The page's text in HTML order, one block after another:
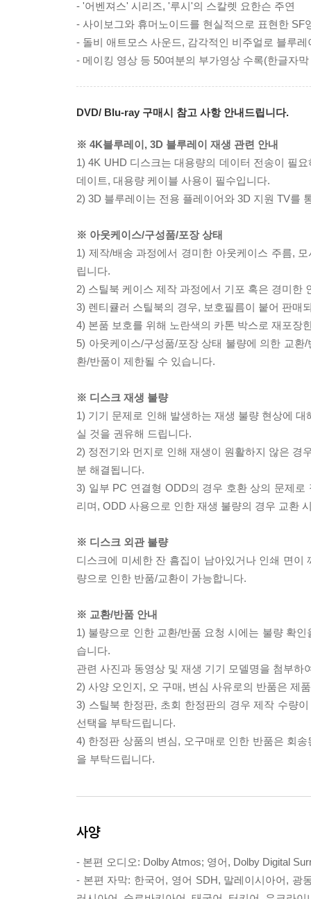
- '어벤져스' 시리즈, '루시'의 스칼렛 요한슨 주연
- 사이보그와 휴머노이드를 현실적으로 표현한
- 돌비 애트모스 사운드, 감각적인 비주얼로 블루
- 메이킹 영상 등 50여분의 부가영상 수록(한글자
DVD/ Blu-ray 구매시 참고 사항 안내드립니다.
※ 4K블루레이, 3D 블루레이 재생 관련 안내
1) 4K UHD 디스크는 대용량의 데이터 전송이 필
데이트, 대용량 케이블 사용이 필수입니다.
2) 3D 블루레이는 전용 플레이어와 3D 지원 TV를
※ 아웃케이스/구성품/포장 상태
1) 제작/배송 과정에서 경미한 아웃케이스 주름,
립니다.
2) 스틸북 케이스 제작 과정에서 기포 혹은 경미한
3) 렌티큘러 스틸북의 경우, 보호필름이 붙어 판매
4) 본품 보호를 위해 노란색의 카톤 박스로 재포장
5) 아웃케이스/구성품/포장 상태 불량에 의한 교
환/반품이 제한될 수 있습니다.
※ 디스크 재생 불량
1) 기기 문제로 인해 발생하는 재생 불량 현상에
실 것을 권유해 드립니다.
2) 정전기와 먼지로 인해 재생이 원활하지 않은 경
분 해결됩니다.
3) 일부 PC 연결형 ODD의 경우 호환 상의 문제
리며, ODD 사용으로 인한 재생 불량의 경우 교환
※ 디스크 외관 불량
디스크에 미세한 잔 흠집이 남아있거나 인쇄 면
량으로 인한 반품/교환이 가능합니다.
※ 교환/반품 안내
1) 불량으로 인한 교환/반품 요청 시에는 불량 확
습니다.
관련 사진과 동영상 및 재생 기기 모델명을 첨부하
2) 사양 오인지, 오 구매, 변심 사유로의 반품은 제
3) 스틸북 한정판, 초회 한정판의 경우 제작 수량
선택을 부탁드립니다.
4) 한정판 상품의 변심, 오구매로 인한 반품은 회
을 부탁드립니다.
사양
- 본편 오디오: Dolby Atmos; 영어, Dolby Digital
- 본편 자막: 한국어, 영어 SDH, 말레이시아어, 광